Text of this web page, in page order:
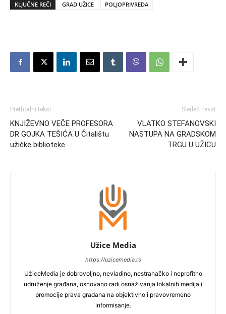
KLJUČNE REČI
GRAD UŽICE POLJOPRIVREDA
Prethodni tekst
KNJIŽEVNO VEČE PROFESORA
DR GOJKA TEŠIĆA U Čitalištu
užičke biblioteke
Sledeći tekst
VLATKO STEFANOVSKI
NASTUPA NA GRADSKOM
TRGU U UŽICU
Užice Media
https://uzicemedia.rs
UžiceMedia je dobrovoljno, nevladino, nestranačko i neprofitno
udruženje građana, osnovano radi osnaživanja lokalnih medija i
promocije prava građana na objektivno i pravovremeno
informisanje.